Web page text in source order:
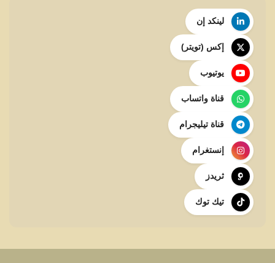
لينكد إن
إكس (تويتر)
يوتيوب
قناة واتساب
قناة تيليجرام
إنستغرام
ثريدز
تيك توك